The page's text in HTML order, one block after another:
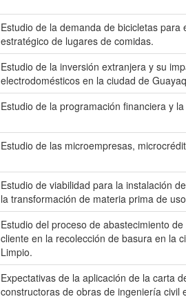
Estudio de la demanda de bicicletas
estratégico de lugares de comidas.
Estudio de la inversión extranjera y su
electrodomésticos en la ciudad de
Estudio de la programación financiera y
Estudio de las microempresas,
Estudio de viabilidad para la instalación
la transformación de materia prima de
Estudio del proceso de abastecimiento
cliente en la recolección de basura en la
Limpio.
Expectativas de la aplicación de la carta
constructoras de obras de ingeniería civil